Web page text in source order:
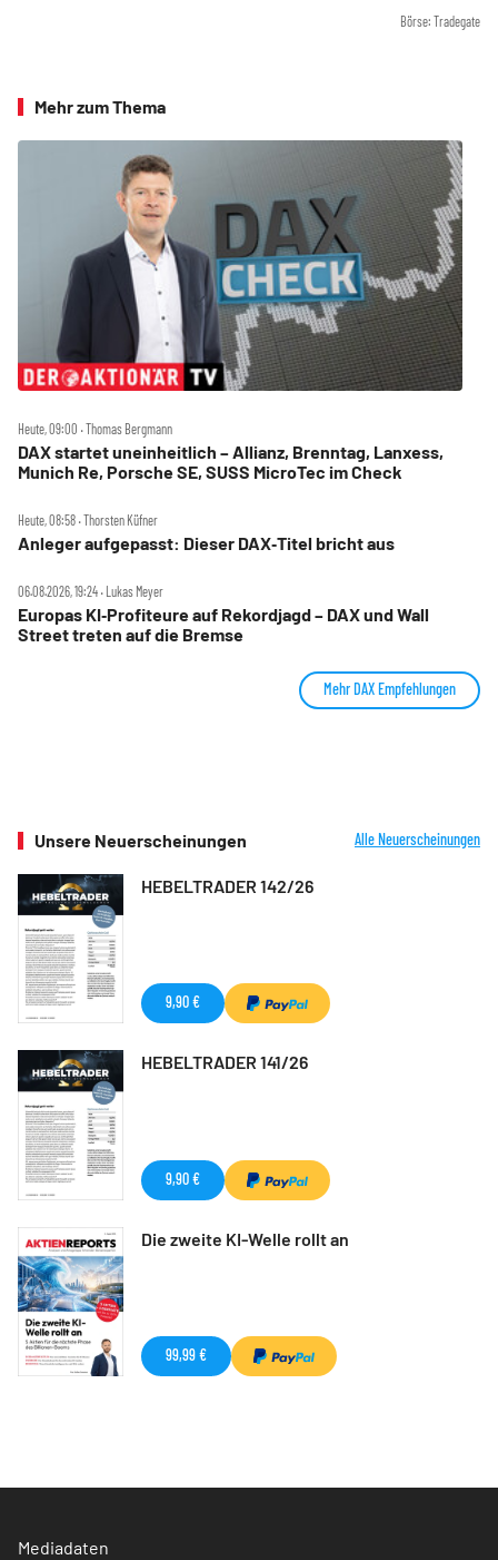
Börse: Tradegate
Mehr zum Thema
Heute, 09:00 ‧ Thomas Bergmann
DAX startet uneinheitlich – Allianz, Brenntag, Lanxess,
Munich Re, Porsche SE, SUSS MicroTec im Check
Heute, 08:58 ‧ Thorsten Küfner
Anleger aufgepasst: Dieser DAX‑Titel bricht aus
06.08.2026, 19:24 ‧ Lukas Meyer
Europas KI‑Profiteure auf Rekordjagd – DAX und Wall
Street treten auf die Bremse
Mehr DAX Empfehlungen
Unsere Neuerscheinungen Alle Neuerscheinungen
HEBELTRADER 142/26
9,90 €
HEBELTRADER 141/26
9,90 €
Die zweite KI-Welle rollt an
99,99 €
Mediadaten